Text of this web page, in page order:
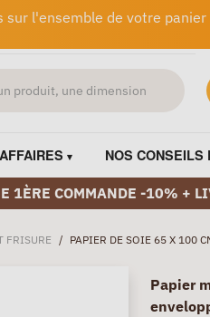
sur l'ensemble de votre
NOS CONSEILS
1ÈRE COMMANDE -10% +
FRISURE / PAPIER DE SOIE 65 X 100
Papier